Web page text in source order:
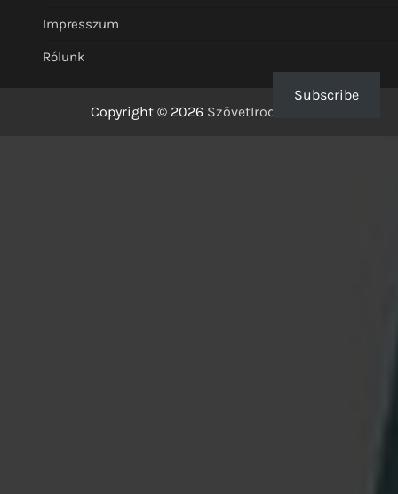
Impresszum
Rólunk
Copyright © 2026 SzövetIrodalom
Subscribe